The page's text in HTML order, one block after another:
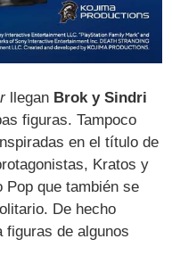
llegan Brok y Sindri
figuras. Tampoco
en el título de
Kratos y
que también se
De hecho
figuras de algunos